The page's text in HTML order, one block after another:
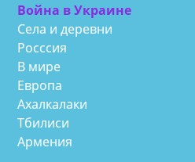
Война в Украине
Села и деревни
Росссия
В мире
Европа
Ахалкалаки
Тбилиси
Армения